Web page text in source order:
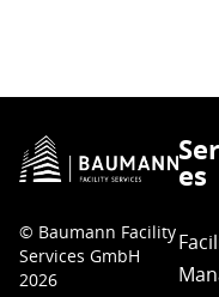
© Baumann Facility
Services GmbH
2026
es